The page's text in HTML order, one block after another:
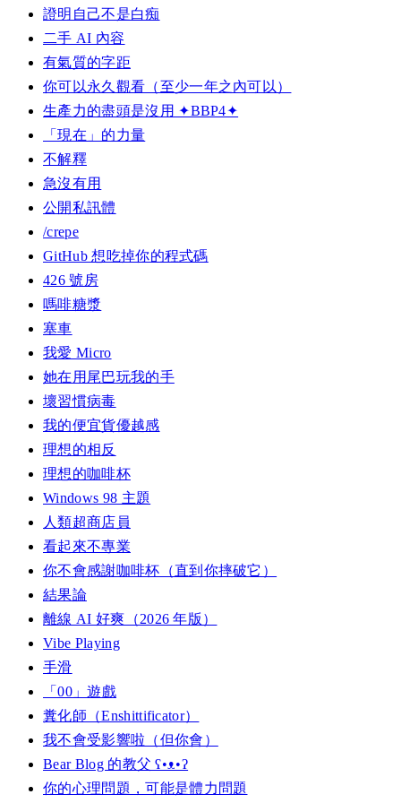
證明自己不是白痴
二手 AI 內容
有氣質的字距
你可以永久觀看（至少一年之內可以）
生產力的盡頭是沒用 ✦BBP4✦
「現在」的力量
不解釋
急沒有用
公開私訊體
/crepe
GitHub 想吃掉你的程式碼
426 號房
嗎啡糖漿
塞車
我愛 Micro
她在用尾巴玩我的手
壞習慣病毒
我的便宜貨優越感
理想的相反
理想的咖啡杯
Windows 98 主題
人類超商店員
看起來不專業
你不會感謝咖啡杯（直到你摔破它）
結果論
離線 AI 好爽（2026 年版）
Vibe Playing
手滑
「00」遊戲
糞化師（Enshittificator）
我不會受影響啦（但你會）
Bear Blog 的教父 ʕ•ᴥ•ʔ
你的心理問題，可能是體力問題